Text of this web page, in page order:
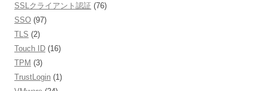
SSLクライアント認証 (76)
SSO (97)
TLS (2)
Touch ID (16)
TPM (3)
TrustLogin (1)